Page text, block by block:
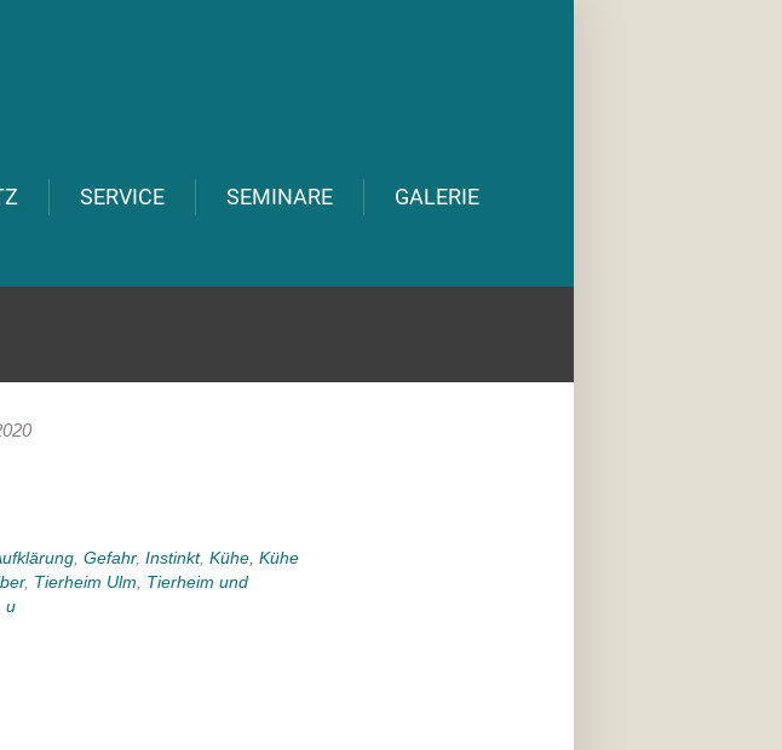
SERVICE SEMINARE GALERIE
, Gefahr, Instinkt, Kühe, Kühe
, Tierheim Ulm
Tierheim und
u